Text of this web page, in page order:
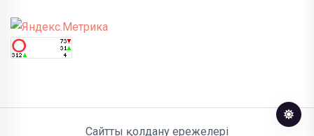
Сайтты қолдану ережелері